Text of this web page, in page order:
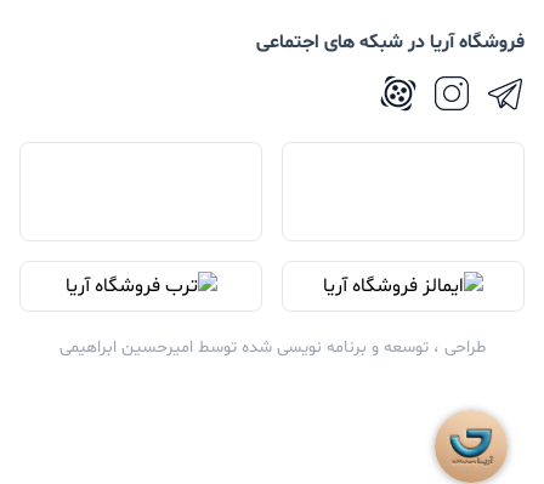
فروشگاه آریا در شبکه های اجتماعی
طراحی ، توسعه و برنامه نویسی شده توسط امیرحسین ابراهیمی